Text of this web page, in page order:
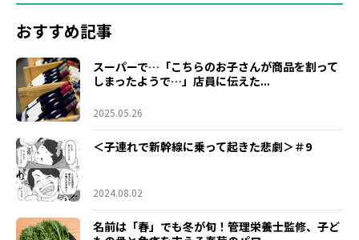
おすすめ記事
スーパーで…「こちらのお子さんが商品を割って
しまったようで…」店員に伝えた...
2025.05.26
＜子連れで新幹線に乗って起きた悲劇＞＃9
2024.08.02
名前は「春」でも冬が旬！管理栄養士監修、子ど